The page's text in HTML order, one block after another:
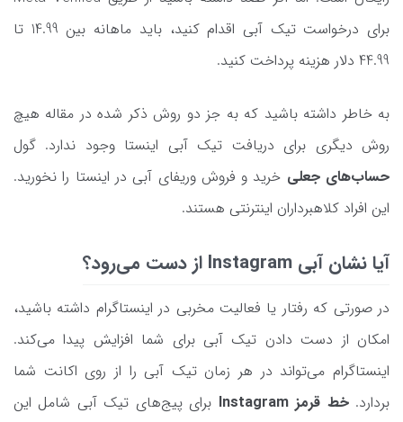
برای درخواست تیک آبی اقدام کنید، باید ماهانه بین 14.99 تا
44.99 دلار هزینه پرداخت کنید.
به خاطر داشته باشید که به جز دو روش ذکر شده در مقاله هیچ
روش دیگری برای دریافت تیک آبی اینستا وجود ندارد. گول
حساب‌های جعلی خرید و فروش وریفای آبی در اینستا را نخورید.
این افراد کلاهبرداران اینترنتی هستند.
آیا نشان آبی Instagram از دست می‌رود؟
در صورتی که رفتار یا فعالیت مخربی در اینستاگرام داشته باشید،
امکان از دست دادن تیک آبی برای شما افزایش پیدا می‌کند.
اینستاگرام می‌تواند در هر زمان تیک آبی را از روی اکانت شما
بردارد.خط قرمز Instagram
برای پیج‌های تیک آبی شامل این